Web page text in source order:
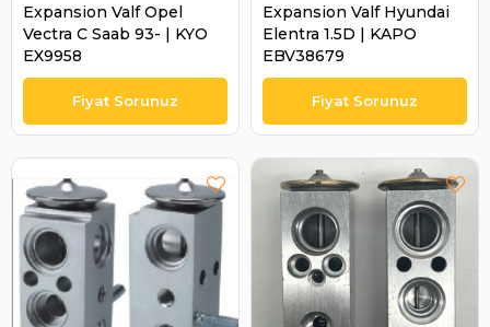
Expansion Valf Opel
Vectra C Saab 93- | KYO
EX9958
Expansion Valf Hyundai
Elentra 1.5D | KAPO
EBV38679